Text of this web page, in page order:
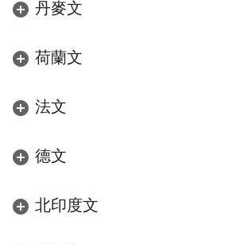
丹麥文
荷蘭文
法文
德文
北印度文